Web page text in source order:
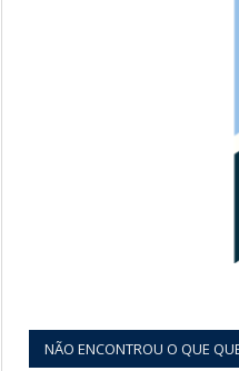
NÃO ENCONTROU O QUE